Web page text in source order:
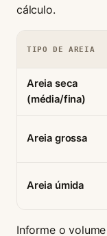
cálculo.
TIPO DE AREIA
Areia seca
(média/fina)
Areia grossa
Areia úmida
Informe o